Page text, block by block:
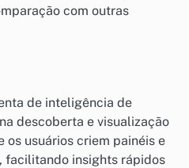
com outras
de inteligência de
descoberta e visualização
os usuários criem painéis e
facilitando insights rápidos